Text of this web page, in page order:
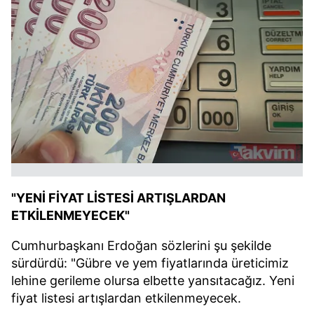
"YENİ FİYAT LİSTESİ ARTIŞLARDAN
ETKİLENMEYECEK"
Cumhurbaşkanı Erdoğan sözlerini şu şekilde
sürdürdü: "Gübre ve yem fiyatlarında üreticimiz
lehine gerileme olursa elbette yansıtacağız. Yeni
fiyat listesi artışlardan etkilenmeyecek.